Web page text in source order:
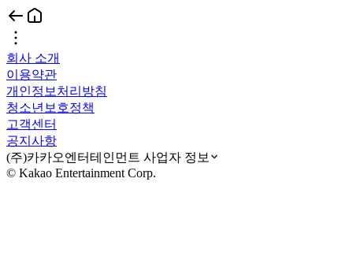
회사 소개
이용약관
개인정보처리방침
청소년보호정책
고객센터
공지사항
(주)카카오엔터테인먼트 사업자 정보
© Kakao Entertainment Corp.